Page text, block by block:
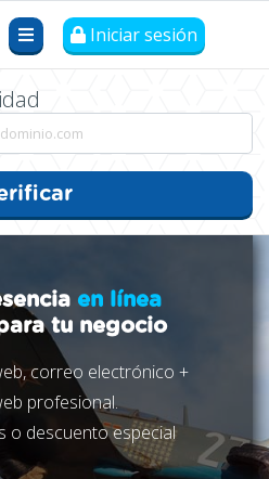
Iniciar sesión
en línea
tu negocio
correo electrónico +
profesional.
o descuento especial